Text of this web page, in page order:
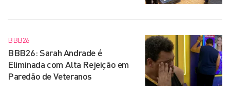
BBB26
BBB26: Sarah Andrade é
Eliminada com Alta Rejeição em
Paredão de Veteranos